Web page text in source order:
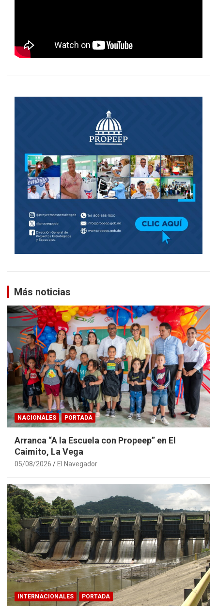
Más noticias
NACIONALES PORTADA
Arranca “A la Escuela con Propeep” en El
Caimito, La Vega
05/08/2026 El Navegador
INTERNACIONALES PORTADA